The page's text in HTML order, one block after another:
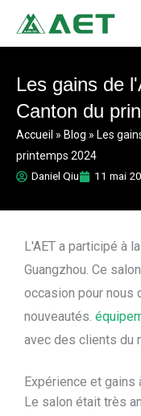
contenu
Les gains de
Canton du
Accueil » Blog » Les
printemps 2024
Daniel Qiu
11 mai
L'AET a participé à la
Guangzhou. Ce
occasion pour nous
nouveautés.
avec des clients du
Expérience et gains
Le salon était très